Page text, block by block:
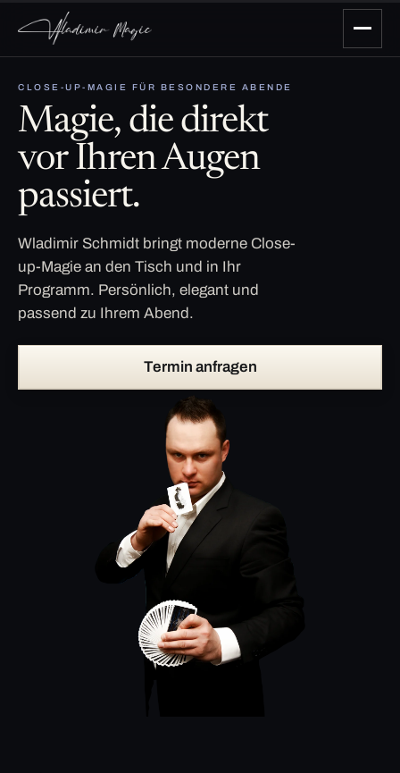
CLOSE-UP-MAGIE FÜR BESONDERE ABENDE
Magie, die direkt
vor Ihren Augen
passiert.
Wladimir Schmidt bringt moderne Close-
up-Magie an den Tisch und in Ihr
Programm. Persönlich, elegant und
passend zu Ihrem Abend.
Termin anfragen